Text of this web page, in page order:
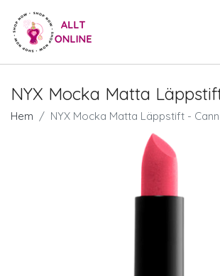
NYX Mocka Matta
Hem NYX Mocka Matta Läppstift -